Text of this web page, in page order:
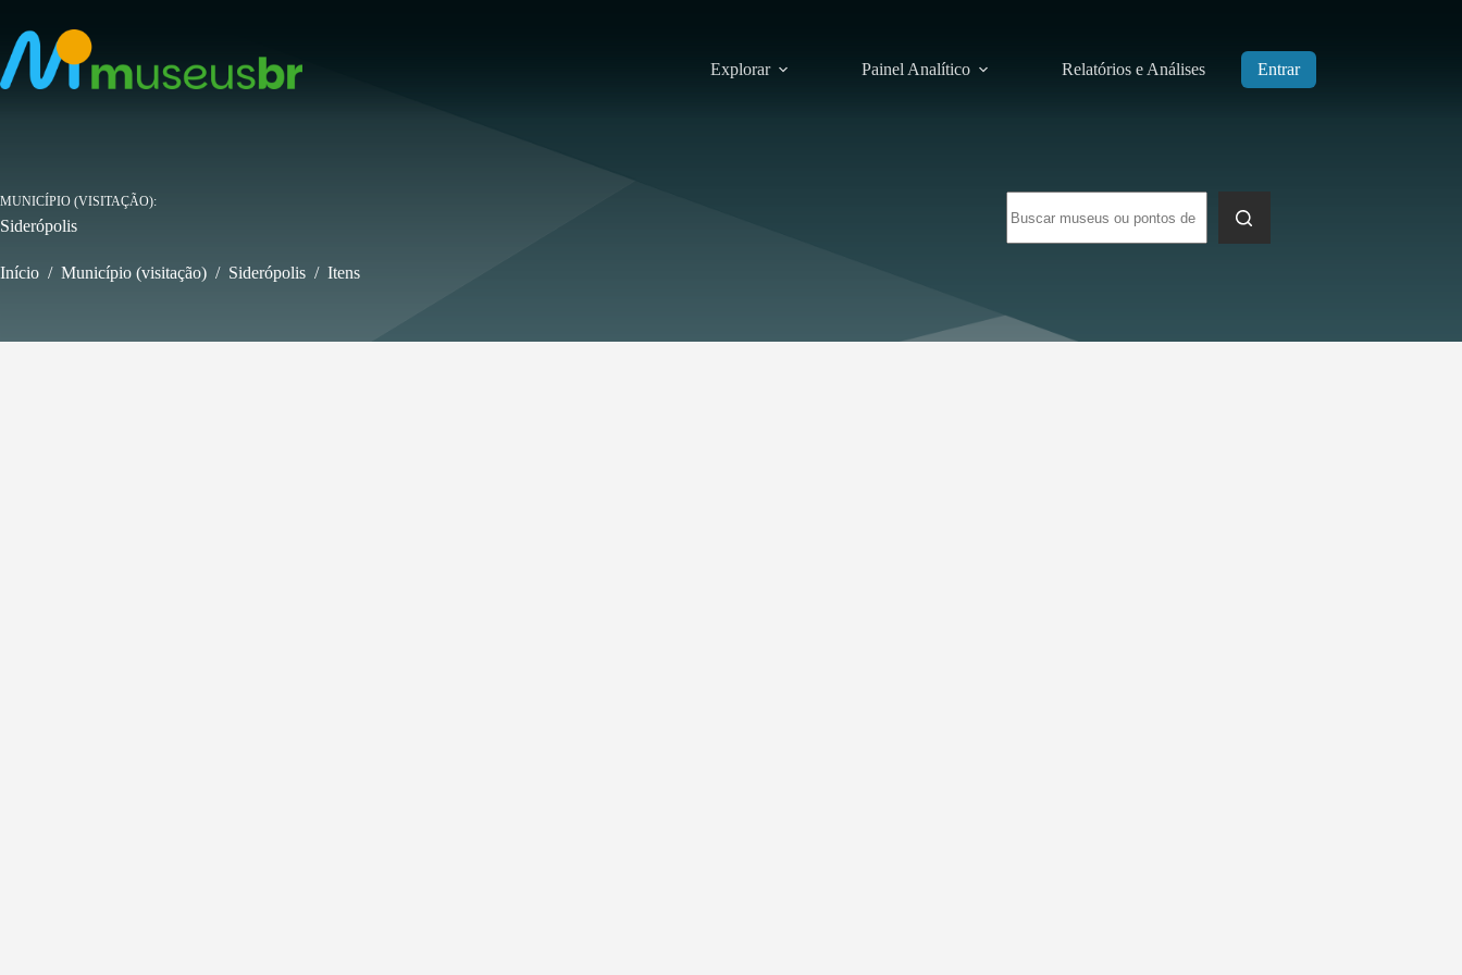
para
conteúdo
Explorar Painel Analítico Relatórios e Análises Entrar
resultados
MUNICÍPIO (VISITAÇÃO)
Siderópolis
Início / Município (visitação) / Siderópolis / Itens